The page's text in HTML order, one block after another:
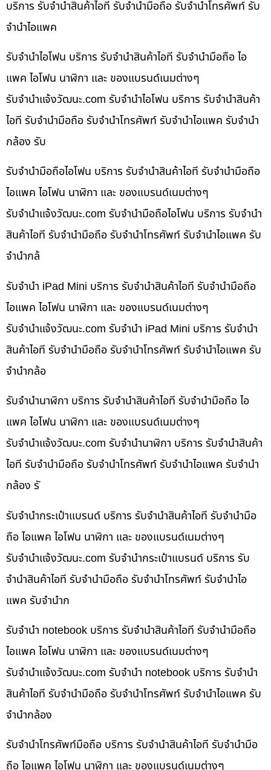
บริการ รับจำนำสินค้าไอที รับจำนำมือถือ รับจำนำโทรศัพท์ รับ
จำนำไอแพค
รับจำนำไอโฟน บริการ รับจำนำสินค้าไอที รับจำนำมือถือ ไอ
แพค ไอโฟน นาฬิกา และ ของแบรนด์เนมต่างๆ
รับจํานําแจ้งวัฒนะ.com รับจำนำไอโฟน บริการ รับจำนำสินค้า
ไอที รับจำนำมือถือ รับจำนำโทรศัพท์ รับจำนำไอแพค รับจำนำ
กล้อง รับ
รับจำนำมือถือไอโฟน บริการ รับจำนำสินค้าไอที รับจำนำมือถือ
ไอแพค ไอโฟน นาฬิกา และ ของแบรนด์เนมต่างๆ
รับจํานําแจ้งวัฒนะ.com รับจำนำมือถือไอโฟน บริการ รับจำนำ
สินค้าไอที รับจำนำมือถือ รับจำนำโทรศัพท์ รับจำนำไอแพค รับ
จำนำกล้
รับจำนำ iPad Mini บริการ รับจำนำสินค้าไอที รับจำนำมือถือ
ไอแพค ไอโฟน นาฬิกา และ ของแบรนด์เนมต่างๆ
รับจํานําแจ้งวัฒนะ.com รับจำนำ iPad Mini บริการ รับจำนำ
สินค้าไอที รับจำนำมือถือ รับจำนำโทรศัพท์ รับจำนำไอแพค รับ
จำนำกล้อ
รับจำนำนาฬิกา บริการ รับจำนำสินค้าไอที รับจำนำมือถือ ไอ
แพค ไอโฟน นาฬิกา และ ของแบรนด์เนมต่างๆ
รับจํานําแจ้งวัฒนะ.com รับจำนำนาฬิกา บริการ รับจำนำสินค้า
ไอที รับจำนำมือถือ รับจำนำโทรศัพท์ รับจำนำไอแพค รับจำนำ
กล้อง รั
รับจำนำกระเป๋าแบรนด์ บริการ รับจำนำสินค้าไอที รับจำนำมือ
ถือ ไอแพค ไอโฟน นาฬิกา และ ของแบรนด์เนมต่างๆ
รับจํานําแจ้งวัฒนะ.com รับจำนำกระเป๋าแบรนด์ บริการ รับ
จำนำสินค้าไอที รับจำนำมือถือ รับจำนำโทรศัพท์ รับจำนำไอ
แพค รับจำนำก
รับจำนำ notebook บริการ รับจำนำสินค้าไอที รับจำนำมือถือ
ไอแพค ไอโฟน นาฬิกา และ ของแบรนด์เนมต่างๆ
รับจํานําแจ้งวัฒนะ.com รับจำนำ notebook บริการ รับจำนำ
สินค้าไอที รับจำนำมือถือ รับจำนำโทรศัพท์ รับจำนำไอแพค รับ
จำนำกล้อง
รับจำนำโทรศัพท์มือถือ บริการ รับจำนำสินค้าไอที รับจำนำมือ
ถือ ไอแพค ไอโฟน นาฬิกา และ ของแบรนด์เนมต่างๆ